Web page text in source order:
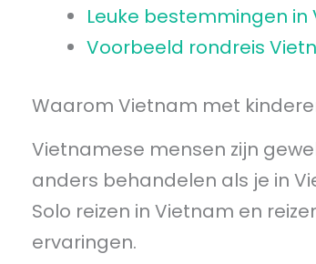
Leuke bestemmingen
Voorbeeld rondreis
Waarom Vietnam met
Vietnamese mensen zijn
anders behandelen als je in
Solo reizen in Vietnam en
ervaringen.